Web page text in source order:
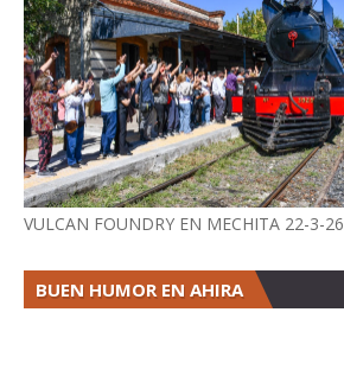
VULCAN FOUNDRY EN MECHITA 22-3-26
BUEN HUMOR EN AHIRA